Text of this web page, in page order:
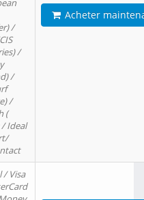
/
/
/
/
(
/ Ideal
Acheter
/ Visa